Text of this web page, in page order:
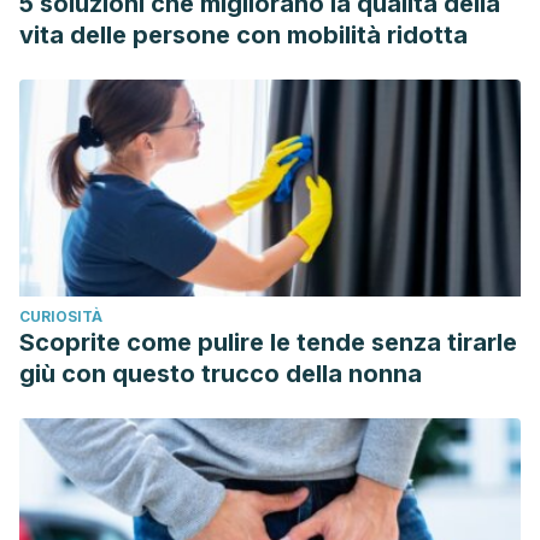
Cladosporium herbarum.
J. Med. Plant , 5, 281-287.
https://scialert.net/fulltextmobile/?doi=rjmp.2011.281.287
Yoshida, S., Kasuga, S., Hayashi, N. O. R. I. H. I. R. O.,
Ushiroguchi, T., Matsuura, H., & Nakagawa, S.
Antifungal activity of ajoene derived from garlic.
Environ. Microbiol.
(3), 615-617.
https://aem.asm.org/content/aem/53/3/615.full.pdf
vita delle persone con mobilità ridotta
CURIOSITÀ
Scoprite come pulire le tende senza tirarle
giù con questo trucco della nonna